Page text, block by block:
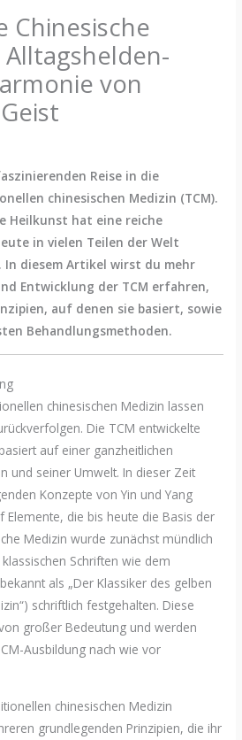
Chinesische
Alltagshelden-
von
Reise in die
chinesischen Medizin (TCM).
Heilkunst hat eine reiche
in vielen Teilen der Welt
diesem Artikel wirst du mehr
Entwicklung der TCM erfahren,
auf denen sie basiert, sowie
Behandlungsmethoden.
chinesischen Medizin lassen
Die TCM entwickelte
auf einer ganzheitlichen
und seiner Umwelt. In dieser Zeit
Konzepte von Yin und Yang
Elemente, die bis heute die Basis der
Medizin wurde zunächst mündlich
Schriften wie dem
als „Der Klassiker des gelben
schriftlich festgehalten. Diese
großer Bedeutung und werden
Ausbildung nach wie vor
chinesischen Medizin
grundlegenden Prinzipien, die ihr